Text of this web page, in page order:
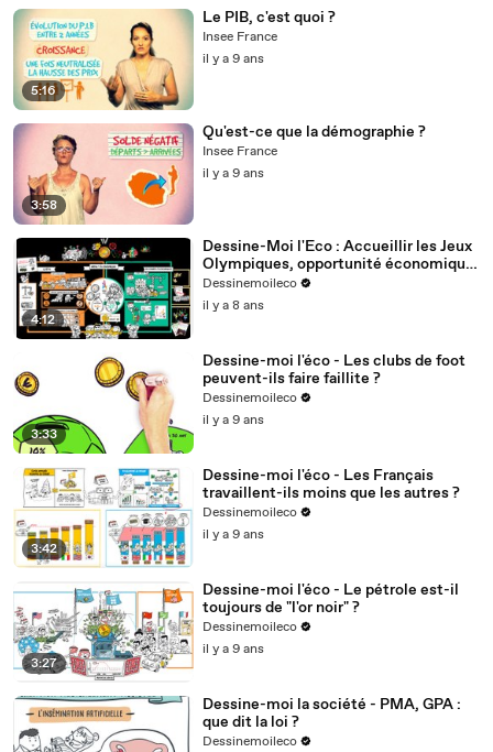
5:16
Le PIB, c'est quoi ?
Insee France
il y a 9 ans
3:58
Qu'est-ce que la démographie ?
Insee France
il y a 9 ans
4:12
Dessine-Moi l'Eco : Accueillir les Jeux
Olympiques, opportunité économique
ou mauvais calcul ?
Dessinemoileco
il y a 8 ans
3:33
Dessine-moi l'éco - Les clubs de foot
peuvent-ils faire faillite ?
Dessinemoileco
il y a 9 ans
3:42
Dessine-moi l'éco - Les Français
travaillent-ils moins que les autres ?
Dessinemoileco
il y a 9 ans
3:27
Dessine-moi l'éco - Le pétrole est-il
toujours de "l'or noir" ?
Dessinemoileco
il y a 9 ans
Dessine-moi la société - PMA, GPA :
que dit la loi ?
Dessinemoileco